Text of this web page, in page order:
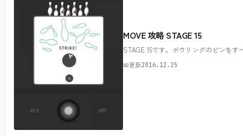
MOVE 攻略 STAGE 15
STAGE 15です。ボウリングのピンを
📅更新2016.12.25